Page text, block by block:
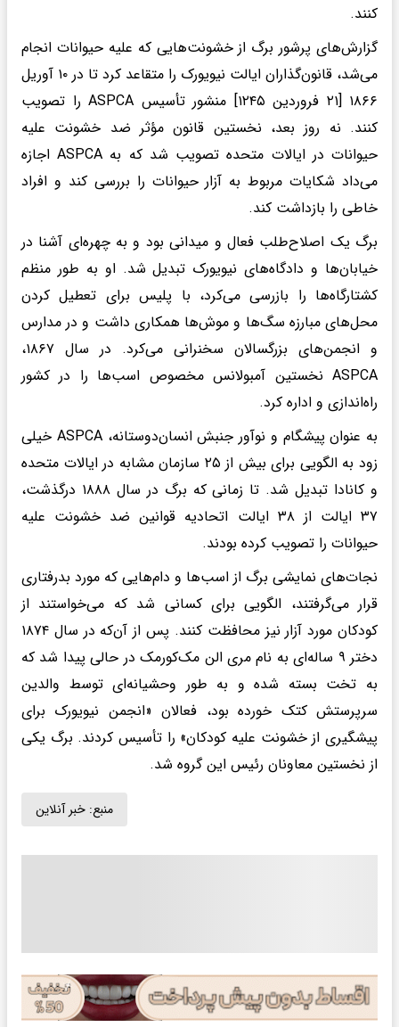
کنند.
گزارش‌های پرشور برگ از خشونت‌هایی که علیه حیوانات انجام
می‌شد، قانون‌گذاران ایالت نیویورک را متقاعد کرد تا در ۱۰ آوریل
۱۸۶۶ [۲۱ فروردین ۱۲۴۵] منشور تأسیس ASPCA را تصویب
کنند. نه روز بعد، نخستین قانون مؤثر ضد خشونت علیه
حیوانات در ایالات متحده تصویب شد که به ASPCA اجازه
می‌داد شکایات مربوط به آزار حیوانات را بررسی کند و افراد
خاطی را بازداشت کند.
برگ یک اصلاح‌طلب فعال و میدانی بود و به چهره‌ای آشنا در
خیابان‌ها و دادگاه‌های نیویورک تبدیل شد. او به طور منظم
کشتارگاه‌ها را بازرسی می‌کرد، با پلیس برای تعطیل کردن
محل‌های مبارزه سگ‌ها و موش‌ها همکاری داشت و در مدارس
و انجمن‌های بزرگسالان سخنرانی می‌کرد. در سال ۱۸۶۷،
ASPCA نخستین آمبولانس مخصوص اسب‌ها را در کشور
راه‌اندازی و اداره کرد.
به عنوان پیشگام و نوآور جنبش انسان‌دوستانه، ASPCA خیلی
زود به الگویی برای بیش از ۲۵ سازمان مشابه در ایالات متحده
و کانادا تبدیل شد. تا زمانی که برگ در سال ۱۸۸۸ درگذشت،
۳۷ ایالت از ۳۸ ایالت اتحادیه قوانین ضد خشونت علیه
حیوانات را تصویب کرده بودند.
نجات‌های نمایشی برگ از اسب‌ها و دام‌هایی که مورد بدرفتاری
قرار می‌گرفتند، الگویی برای کسانی شد که می‌خواستند از
کودکان مورد آزار نیز محافظت کنند. پس از آن‌که در سال ۱۸۷۴
دختر ۹ ساله‌ای به نام مری الن مک‌کورمک در حالی پیدا شد که
به تخت بسته شده و به ‌طور وحشیانه‌ای توسط والدین
سرپرستش کتک خورده بود، فعالان «انجمن نیویورک برای
پیشگیری از خشونت علیه کودکان» را تأسیس کردند. برگ یکی
از نخستین معاونان رئیس این گروه شد.
منبع: خبر آنلاین